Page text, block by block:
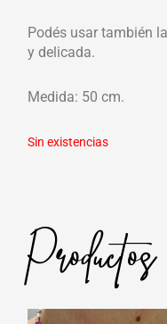
Podés usar también
y delicada.
Medida: 50 cm.
Sin existencias